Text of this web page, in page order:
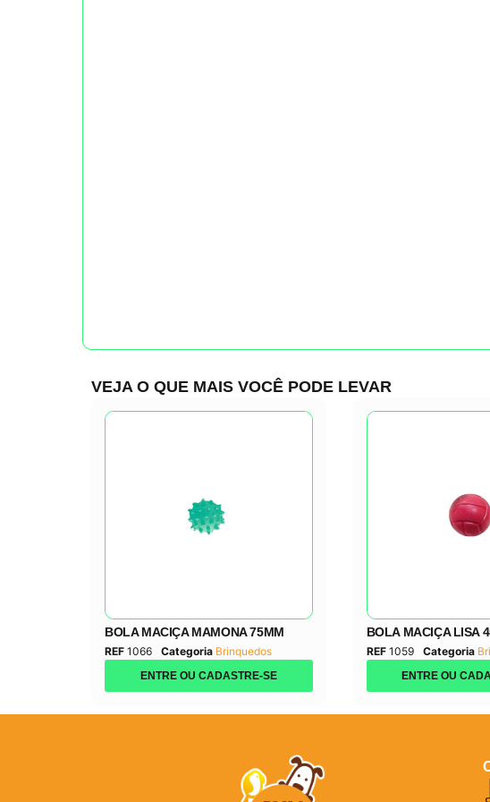
VEJA O QUE MAIS VOCÊ PODE LEVAR
BOLA MACIÇA MAMONA 75MM
REF 1066 Categoria Brinquedos
ENTRE OU CADASTRE-SE
BOLA MACIÇA LISA
REF 1059 Categoria
ENTRE OU